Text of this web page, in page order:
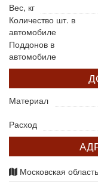
Вес, кг
Количество шт. в
автомобиле
Поддонов в
автомобиле
Материал
Расход
Московская